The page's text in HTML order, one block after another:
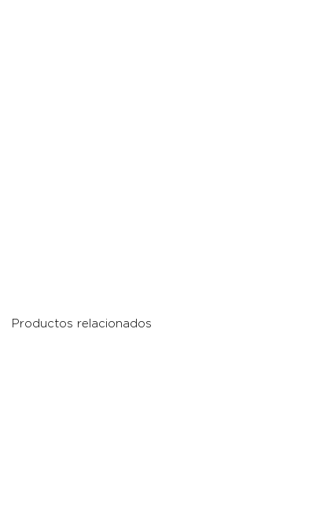
Productos relacionados